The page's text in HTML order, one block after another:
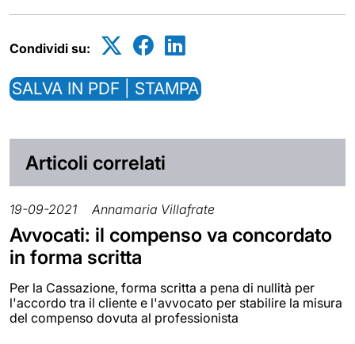
Condividi su:
SALVA IN PDF | STAMPA
Articoli correlati
19-09-2021 Annamaria Villafrate
Avvocati: il compenso va concordato
in forma scritta
Per la Cassazione, forma scritta a pena di nullità per
l'accordo tra il cliente e l'avvocato per stabilire la misura
del compenso dovuta al professionista